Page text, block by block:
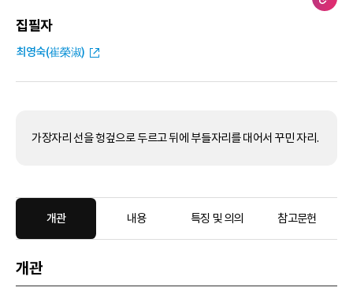
집필자
최영숙(崔榮淑)
가장자리 선을 헝겊으로 두르고 뒤에 부들자리를 대어서 꾸민 자리.
개관 내용 특징 및 의의 참고문헌
개관